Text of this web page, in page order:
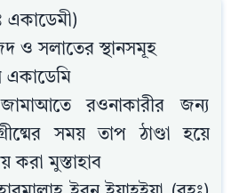
একাডেমী)
ও সলাতের স্থানসমূহ
একাডেমি
রওনাকারীর জন্য
সময় তাপ ঠাণ্ডা হয়ে
মুস্তাহাব